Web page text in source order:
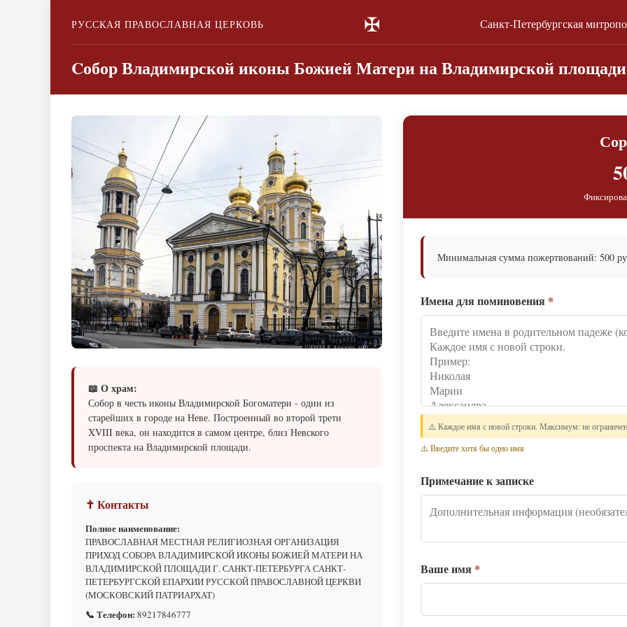
РУССКАЯ ПРАВОСЛАВНАЯ ЦЕРКОВЬ ✠ Санкт-Петербургская
Cобор Владимирской иконы Божией Матери на Владимирской
📖 О храм:
Собор в честь иконы Владимирской Богоматери - один из
старейших в городе на Неве. Построенный во второй трети
XVIII века, он находится в самом центре, близ Невского
проспекта на Владимирской площади.
✝ Контакты
Полное наименование:
ПРАВОСЛАВНАЯ МЕСТНАЯ РЕЛИГИОЗНАЯ ОРГАНИЗАЦИЯ
ПРИХОД СОБОРА ВЛАДИМИРСКОЙ ИКОНЫ БОЖИЕЙ МАТЕРИ НА
ВЛАДИМИРСКОЙ ПЛОЩАДИ Г. САНКТ-ПЕТЕРБУРГА САНКТ-
ПЕТЕРБУРГСКОЙ ЕПАРХИИ РУССКОЙ ПРАВОСЛАВНОЙ ЦЕРКВИ
(МОСКОВСКИЙ ПАТРИАРХАТ)
📞 Телефон: 89217846777
Минимальная сумма пожертвований: 500
Имена для поминовения *
⚠️ Каждое имя с новой строки. Максимум: не
⚠️ Введите хотя бы одно имя
Примечание к записке
Ваше имя *